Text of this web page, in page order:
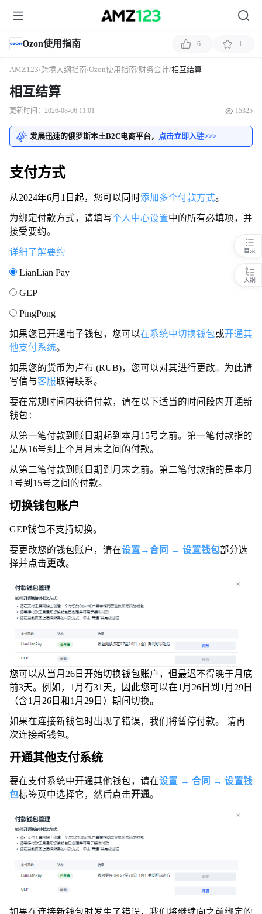
Ozon使用指南 6 1
AMZ123/跨境大纲指南/Ozon使用指南/财务会计/相互结算
相互结算
更新时间：2026-08-06 11:01 15325
发展迅速的俄罗斯本土B2C电商平台， 点击立即入驻>>>
支付方式
从2024年6月1日起，您可以同时添加多个付款方式。
为绑定付款方式，请填写个人中心设置中的所有必填项，并
接受要约。
详细了解要约
LianLian Pay
GEP
PingPong
如果您已开通电子钱包，您可以在系统中切换钱包或开通其
他支付系统。
如果您的货币为卢布 (RUB)，您可以对其进行更改。为此请
写信与客服取得联系。
要在常规时间内获得付款，请在以下适当的时间段内开通新
钱包：
从第一笔付款到账日期起到本月15号之前。第一笔付款指的
是从16号到上个月月末之间的付款。
从第二笔付款到账日期到月末之前。第二笔付款指的是本月
1号到15号之间的付款。
切换钱包账户
GEP钱包不支持切换。
要更改您的钱包账户，请在设置→合同 → 设置钱包部分选
择并点击更改。
您可以从当月26日开始切换钱包账户，但最迟不得晚于月底
前3天。例如，1月有31天，因此您可以在1月26日到1月29日
（含1月26日和1月29日）期间切换。
如果在连接新钱包时出现了错误，我们将暂停付款。 请再
次连接新钱包。
开通其他支付系统
要在支付系统中开通其他钱包，请在设置 → 合同 → 设置钱
包标签页中选择它，然后点击开通。
如果在连接新钱包时发生了错误，我们将继续向之前绑定的
目录
大纲